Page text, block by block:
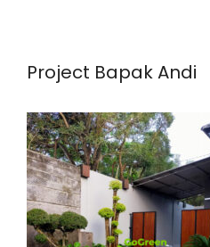
Project Bapak Andi